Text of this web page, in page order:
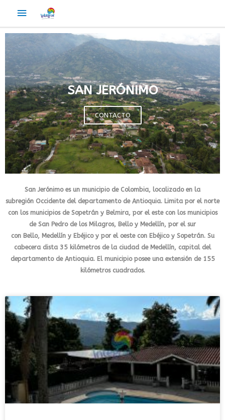
SAN JERÓNIMO
CONTACTO
San Jerónimoes un municipiode Colombia, localizado en la
subregión Occidentedel departamento de Antioquia. Limita por el norte
con los municipios de Sopetrány Belmira, por el este con los municipios
de San Pedro de los Milagros, Belloy Medellín, por el sur
con Bello, Medellíny Ebéjicoy por el oeste con Ebéjicoy Sopetrán. Su
cabecera dista 35 kilómetrosde la ciudad de Medellín, capital del
departamento de Antioquia. El municipio posee una extensión de 155
kilómetros cuadrados.